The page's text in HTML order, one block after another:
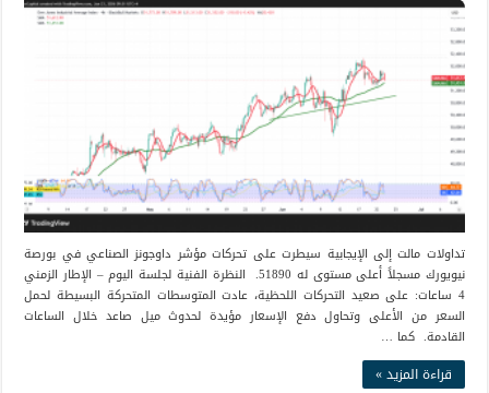
تداولات مالت إلى الإيجابية سيطرت على تحركات مؤشر داوجونز الصناعي في بورصة
نيويورك مسجلاً أعلى مستوى له 51890. النظرة الفنية لجلسة اليوم – الإطار الزمني
4 ساعات: على صعيد التحركات اللحظية، عادت المتوسطات المتحركة البسيطة لحمل
السعر من الأعلى وتحاول دفع الإسعار مؤيدة لحدوث ميل صاعد خلال الساعات
القادمة. كما …
قراءة المزيد »